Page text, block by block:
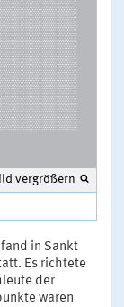
vergrößern
in Sankt
Es richtete
der
waren